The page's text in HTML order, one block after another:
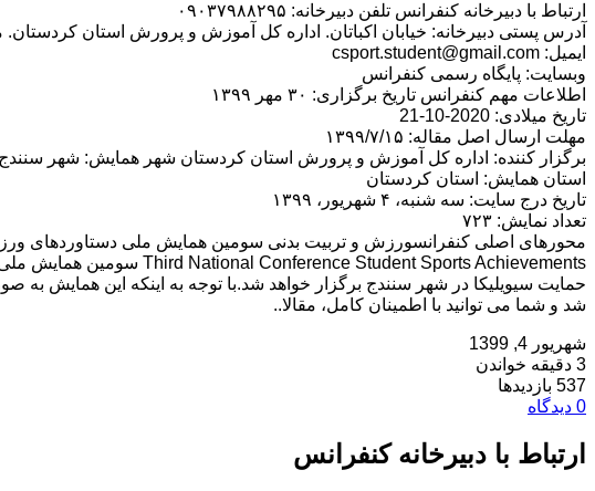
ارتباط با دبیرخانه کنفرانس تلفن دبیرخانه: ۰۹۰۳۷۹۸۸۲۹۵
آدرس پستی دبیرخانه: خیابان اکباتان. اداره کل آموزش و پرورش استان
ایمیل: csport.student@gmail.com
وبسایت: پایگاه رسمی کنفرانس
اطلاعات مهم کنفرانس تاریخ برگزاری: ۳۰ مهر ۱۳۹۹
تاریخ میلادی: 2020-10-21
مهلت ارسال اصل مقاله: ۱۳۹۹/۷/۱۵
برگزار کننده: اداره کل آموزش و پرورش استان کردستان شهر همایش: شهر سنندج
استان همایش: استان کردستان
تاریخ درج سایت: سه شنبه، ۴ شهریور، ۱۳۹۹
تعداد نمایش: ۷۲۳
محورهای اصلی کنفرانسورزش و تربیت بدنی سومین همایش ملی دستاوردهای
حمایت سیویلیکا در شهر سنندج برگزار خواهد شد.با توجه به اینکه این همایش به
شد و شما می توانید با اطمینان کامل، مقالا..
شهریور 4, 1399
3 دقیقه خواندن
537 بازدیدها
0 دیدگاه
ارتباط با دبیرخانه کنفرانس